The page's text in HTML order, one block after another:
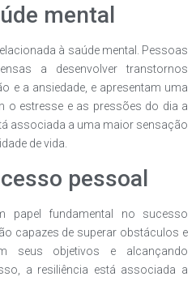
mental
à saúde mental. Pessoas
a desenvolver transtornos
e a ansiedade, e apresentam uma
o estresse e as pressões do dia a
associada a uma maior sensação
de vida.
pessoal
papel fundamental no sucesso
capazes de superar obstáculos e
seus objetivos e alcançando
a resiliência está associada a